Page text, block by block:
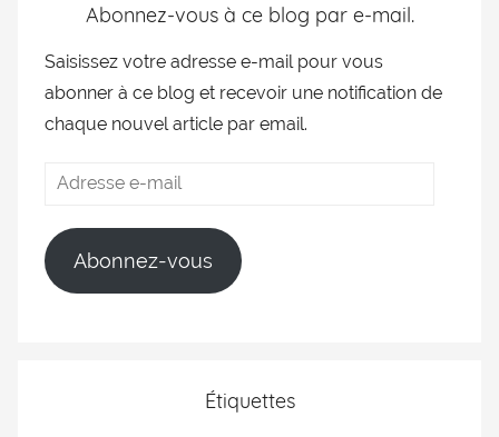
Abonnez-vous à ce blog par e-mail.
Saisissez votre adresse e-mail pour vous
abonner à ce blog et recevoir une notification de
chaque nouvel article par email.
Abonnez-vous
Étiquettes